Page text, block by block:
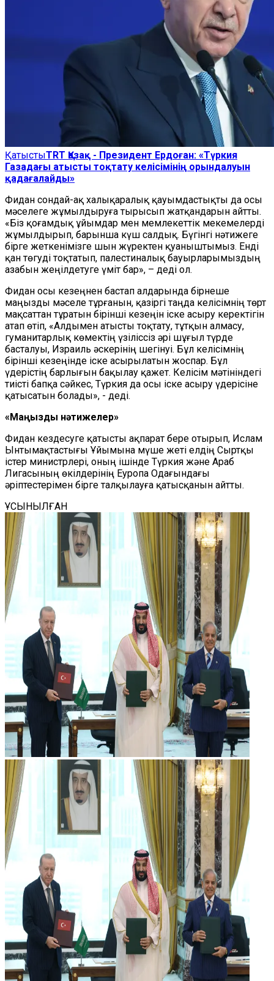
ҚатыстыTRT Қазақ - Президент Ердоған: «Түркия
Газадағы атысты тоқтату келісімінің орындалуын
қадағалайды»
Фидан сондай-ақ халықаралық қауымдастықты да осы
мәселеге жұмылдыруға тырысып жатқандарын айтты.
«Біз қоғамдық ұйымдар мен мемлекеттік мекемелерді
жұмылдырып, барынша күш салдық. Бүгінгі нәтижеге
бірге жеткенімізге шын жүректен қуаныштымыз. Енді
қан төгуді тоқтатып, палестиналық бауырларымыздың
азабын жеңілдетуге үміт бар», – деді ол.
Фидан осы кезеңнен бастап алдарында бірнеше
маңызды мәселе тұрғанын, қазіргі таңда келісімнің төрт
мақсаттан тұратын бірінші кезеңін іске асыру керектігін
атап өтіп, «Алдымен атысты тоқтату, тұтқын алмасу,
гуманитарлық көмектің үзіліссіз әрі шұғыл түрде
басталуы, Израиль әскерінің шегінуі. Бұл келісімнің
бірінші кезеңінде іске асырылатын жоспар. Бұл
үдерістің барлығын бақылау қажет. Келісім мәтініндегі
тиісті бапқа сәйкес, Түркия да осы іске асыру үдерісіне
қатысатын болады», - деді.
«Маңызды нәтижелер»
Фидан кездесуге қатысты ақпарат бере отырып, Ислам
Ынтымақтастығы Ұйымына мүше жеті елдің Сыртқы
істер министрлері, оның ішінде Түркия және Араб
Лигасының өкілдерінің Еуропа Одағындағы
әріптестерімен бірге талқылауға қатысқанын айтты.
ҰСЫНЫЛҒАН